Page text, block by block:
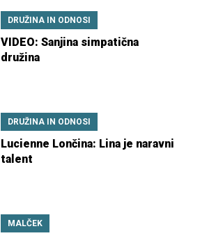
DRUŽINA IN ODNOSI
VIDEO: Sanjina simpatična
družina
DRUŽINA IN ODNOSI
Lucienne Lončina: Lina je naravni
talent
MALČEK